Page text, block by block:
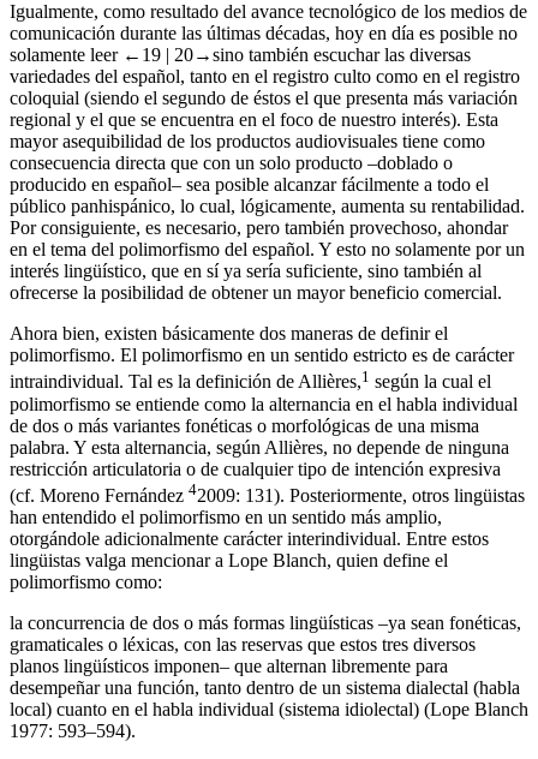
Igualmente, como resultado del avance tecnológico de los medios de
comunicación durante las últimas décadas, hoy en día es posible no
solamente leer ←19 | 20→sino también escuchar las diversas
variedades del español, tanto en el registro culto como en el registro
coloquial (siendo el segundo de éstos el que presenta más variación
regional y el que se encuentra en el foco de nuestro interés). Esta
mayor asequibilidad de los productos audiovisuales tiene como
consecuencia directa que con un solo producto –doblado o
producido en español– sea posible alcanzar fácilmente a todo el
público panhispánico, lo cual, lógicamente, aumenta su rentabilidad.
Por consiguiente, es necesario, pero también provechoso, ahondar
en el tema del polimorfismo del español. Y esto no solamente por un
interés lingüístico, que en sí ya sería suficiente, sino también al
ofrecerse la posibilidad de obtener un mayor beneficio comercial.
Ahora bien, existen básicamente dos maneras de definir el
polimorfismo. El polimorfismo en un sentido estricto es de carácter
intraindividual. Tal es la definición de Allières,1 según la cual el
polimorfismo se entiende como la alternancia en el habla individual
de dos o más variantes fonéticas o morfológicas de una misma
palabra. Y esta alternancia, según Allières, no depende de ninguna
restricción articulatoria o de cualquier tipo de intención expresiva
(cf. Moreno Fernández 42009: 131). Posteriormente, otros lingüistas
han entendido el polimorfismo en un sentido más amplio,
otorgándole adicionalmente carácter interindividual. Entre estos
lingüistas valga mencionar a Lope Blanch, quien define el
polimorfismo como:
la concurrencia de dos o más formas lingüísticas –ya sean fonéticas,
gramaticales o léxicas, con las reservas que estos tres diversos
planos lingüísticos imponen– que alternan libremente para
desempeñar una función, tanto dentro de un sistema dialectal (habla
local) cuanto en el habla individual (sistema idiolectal) (Lope Blanch
1977: 593–594).